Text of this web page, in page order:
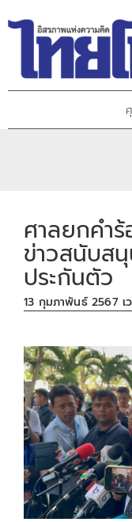
ศาลยกคำ
ข่าวสนับส
ประกันตัว
13 กุมภาพันธ์ 2567 เ